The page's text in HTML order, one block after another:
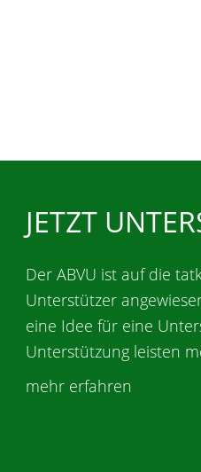
JETZT
Der ABVU ist auf die
Unterstützer
eine Idee für eine
Unterstützung leisten
mehr erfahren